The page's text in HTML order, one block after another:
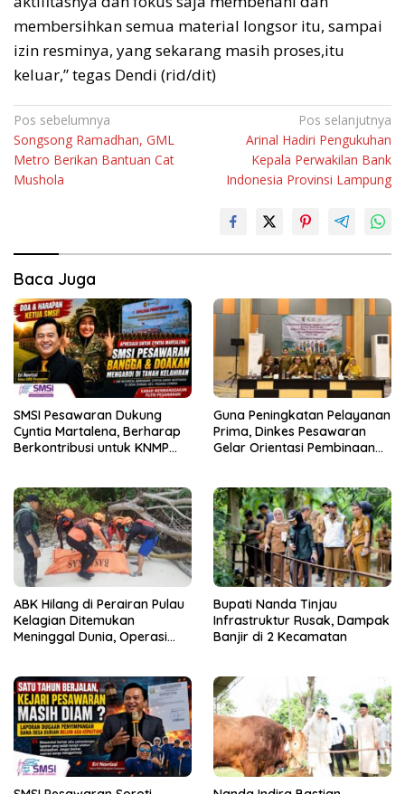
membersihkan semua material longsor itu, sampai
izin resminya, yang sekarang masih proses,itu
keluar,” tegas Dendi (rid/dit)
Navigasi
pos
Pos sebelumnya
Songsong Ramadhan, GML
Metro Berikan Bantuan Cat
Mushola
Pos selanjutnya
Arinal Hadiri Pengukuhan
Kepala Perwakilan Bank
Indonesia Provinsi Lampung
Baca Juga
SMSI Pesawaran Dukung
Cyntia Martalena, Berharap
Berkontribusi untuk KNMP
Guna Peningkatan Pelayanan
Prima, Dinkes Pesawaran
Gelar Orientasi Pembinaan
ABK Hilang di Perairan Pulau
Kelagian Ditemukan
Meninggal Dunia, Operasi
Bupati Nanda Tinjau
Infrastruktur Rusak, Dampak
Banjir di 2 Kecamatan